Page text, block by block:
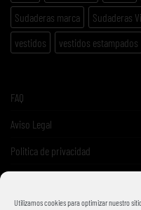
Utilizamos cookies para optimizar nuestro
Sudaderas marca
Sudaderas
vestidos
vestidos estampados
FAQ
Aviso Legal
Politica de privacidad